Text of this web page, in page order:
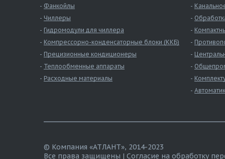
Фанкойлы
Чиллеры
Гидромодули для чиллера
Компрессорно-конденсаторные блоки (ККБ)
Прецизионные кондиционеры
Теплообменные аппараты
Расходные материалы
© Компания «АТЛАНТ», 2014-2023
Все права защищены | Согласие на обработку